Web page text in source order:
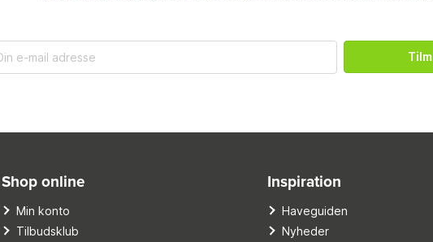
Shop online
Min konto
Tilbudsklub
Inspiration
Haveguiden
Nyheder